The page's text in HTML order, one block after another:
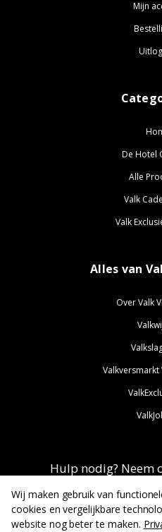
Mijn
De Hotel
Alle
Valk
Valk
Alles van
Over Valk
Hulp nodig? Neem
Wij maken gebruik van
cookies en vergelijkbare
website nog beter te maken.